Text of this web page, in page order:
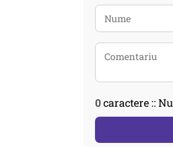
0caractere ::